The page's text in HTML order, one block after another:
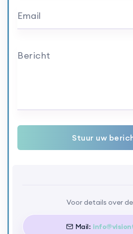
Email
Bericht
Stuur uw
Voor details over
Mail: